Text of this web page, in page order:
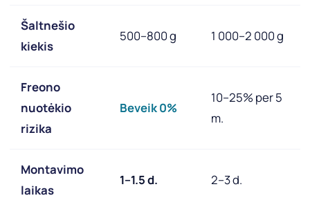
Šaltnešio
kiekis
500–800 g 1 000–2 000 g
Freono
nuotėkio
rizika
Beveik 0%
10–25% per 5
m.
Montavimo
laikas
1–1.5 d. 2–3 d.